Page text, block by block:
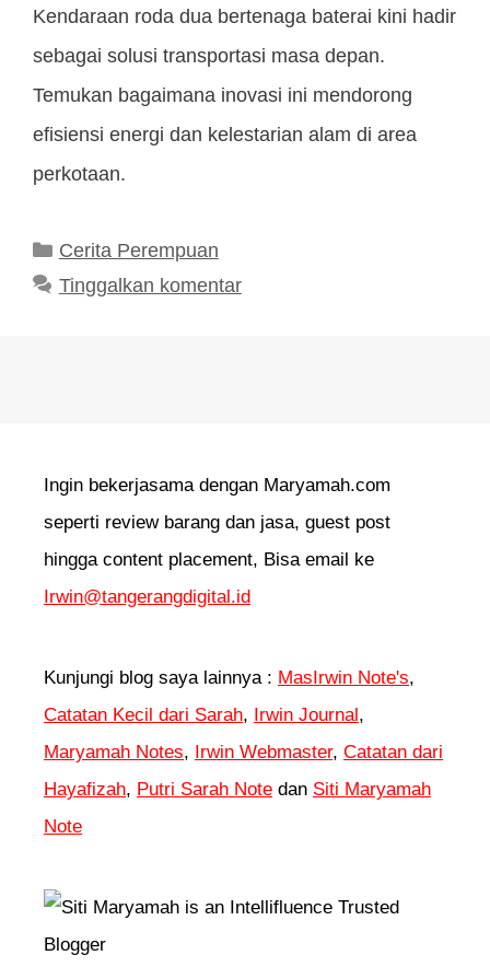
Kendaraan roda dua bertenaga baterai kini hadir
sebagai solusi transportasi masa depan.
Temukan bagaimana inovasi ini mendorong
efisiensi energi dan kelestarian alam di area
perkotaan.
Kategori
Cerita Perempuan
Tinggalkan komentar
Ingin bekerjasama dengan Maryamah.com
seperti review barang dan jasa, guest post
hingga content placement, Bisa email ke
Irwin@tangerangdigital.id
Kunjungi blog saya lainnya : MasIrwin Note's,
Catatan Kecil dari Sarah, Irwin Journal ,
Maryamah Notes, Irwin Webmaster, Catatan dari
Hayafizah, Putri Sarah Note dan Siti Maryamah
Note